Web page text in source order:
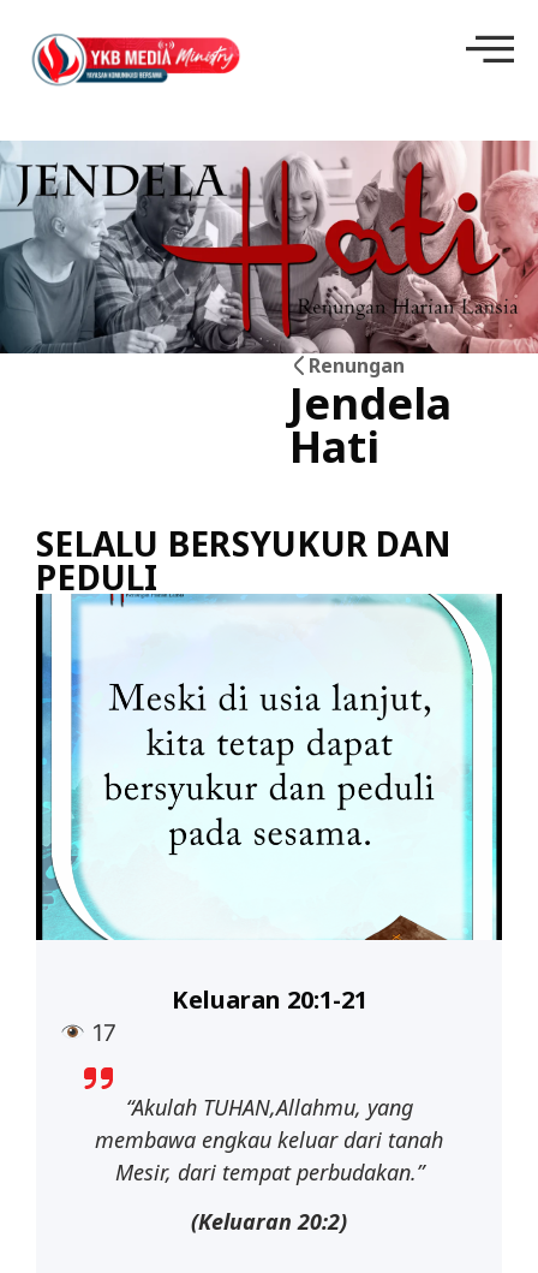
Renungan
Jendela
Hati
SELALU BERSYUKUR DAN
PEDULI
17
Keluaran 20:1-21
“Akulah TUHAN,Allahmu, yang
membawa engkau keluar dari tanah
Mesir, dari tempat perbudakan.”
(Keluaran 20:2)